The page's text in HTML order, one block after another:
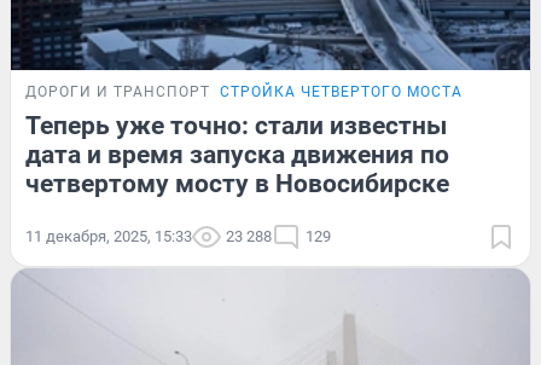
ДОРОГИ И ТРАНСПОРТ СТРОЙКА ЧЕТВЕРТОГО МОСТА
Теперь уже точно: стали известны
дата и время запуска движения по
четвертому мосту в Новосибирске
11 декабря, 2025, 15:33 23 288 129